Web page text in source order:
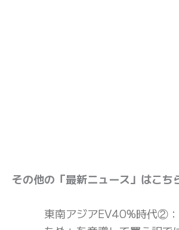
その他の「最新ニュース」はこち
東南アジアEV40%時代②